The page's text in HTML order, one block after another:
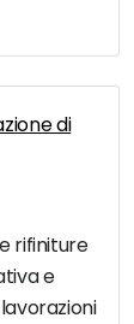
di
rifiniture
e